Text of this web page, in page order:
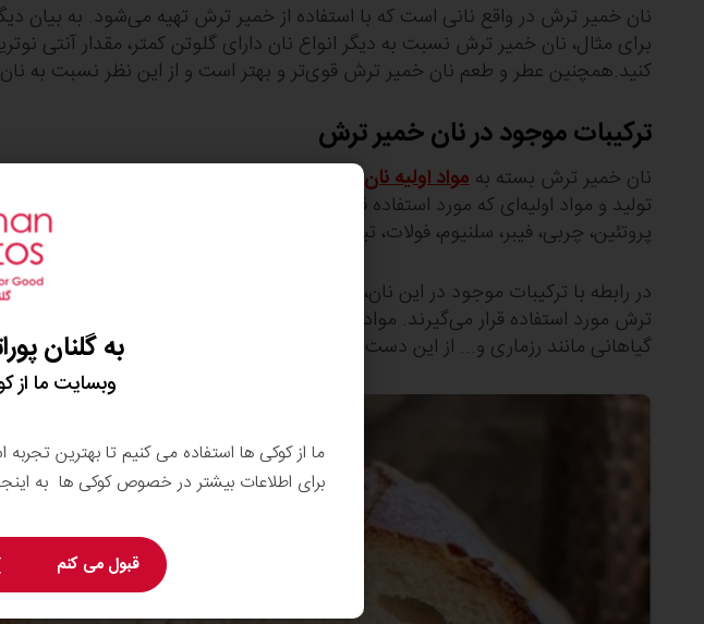
نان‌ خمیر ترش در واقع نانی است که با استفاده از خمیر ترش تهیه می‌شود. به بیان
کنید.همچنین عطر و طعم نان خمیر ترش قوی‌تر و بهتر است و از این نظر نسبت به
ترکیبات موجود در نان خمیر ترش
نان خمیر ترش بسته به مواد اولیه نانمورد استفاده و نحوه تهیه آن، دارای
تولید و مواد اولیه‌ای که مورد استفاده قرار می‌گیرند ربط دارد. با این حال برخی از
پروتئین، چربی، فیبر، سلنیوم، فولات، تیامین، منگنز، نیاسین، آهن و... اشاره نمود.
در رابطه با ترکیبات موجود در این نان، باید گفت که آرد گندم، نمک و آب تنها مواد
ترش مورد استفاده قرار می‌گیرند. موادی مانند سبوس گندم، گندم قرمز سخت، جو
گیاهانی مانند رزماری و... از این دست مواد هستند.
به گلنان
وبسایت ما از
ما از کوکی ها استفاده می کنیم تا بهترین تجربه
برای اطلاعات بیشتر در خصوص کوکی ها به
قبول می کنم